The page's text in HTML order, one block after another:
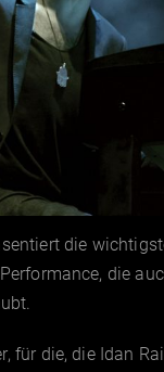
die
die
für die, die Idan